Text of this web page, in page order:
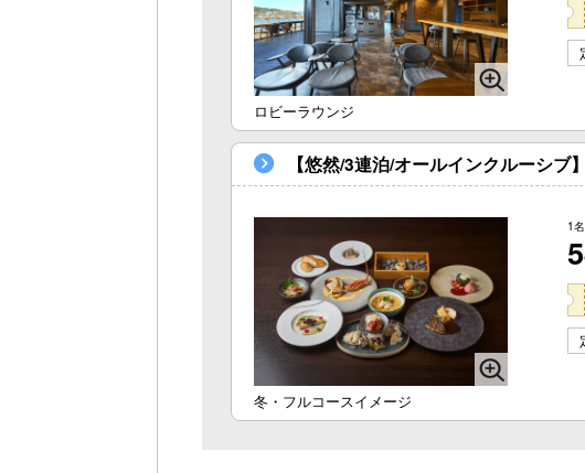
ロビーラウンジ
【悠然/3連泊/オールインクルーシ
冬・フルコースイメージ
1